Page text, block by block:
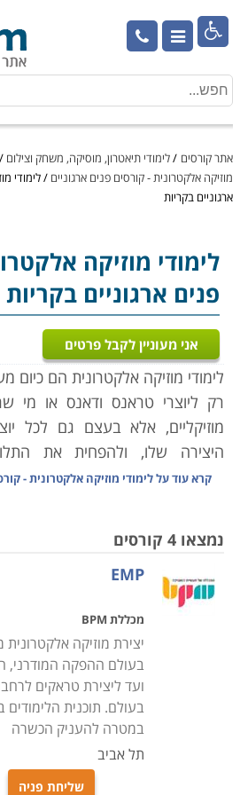

אתר קורסים /לימודי תיאטרון, מוסיקה, משחק וצילום /
מוזיקה אלקטרונית - קורסים פנים ארגוניים /לימודי
ארגוניים בקריות
לימודי מוזיקה
פנים ארגוניים בקריות
אני מעוניין לקבל פרטים
לימודי מוזיקה אלקטרונית הם כיום
רק ליוצרי טראנס ודאנס או מי
מוזיקליים, אלא בעצם גם לכל
היצירה שלו, ולהפחית את
ובתעשיית המוזיקה הגוססת
ונשחק קשות עם עליית האינטרנט
הקבצים בפרט. חנויות המוזיקה,
העיקרית של התעשייה, נעלמות
שעדיין נמכרת ירדו משמעותית,
בארץ אינם תופסים תאוצה. למעשה,
הפכו ההקלטות בעיקר לכלי
מבוקשות ויקרות מבעבר, והן
ההכנסה העיקרית לאמן.
בעקבות ירידת התשואה
משמעותית גם הנכונות להשקיע
קרא עוד עללימודי מוזיקה אלקטרונית -
נמצאו 4 קורסים
EMP
מכללת BPM
יצירת מוזיקה אלקטרונית
בעולם ההפקה המודרני,
ועד ליצירת טראקים
במטרה להעניק הכשרה
תל אביב
שליחת פניה